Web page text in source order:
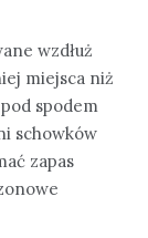
wzdłuż
miejsca niż
spodem
schowków
zapas